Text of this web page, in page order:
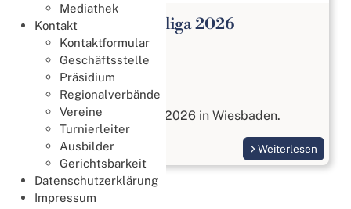
Mediathek
Kontakt
Kontaktformular
Geschäftsstelle
Präsidium
Regionalverbände
Vereine
Turnierleiter
Ausbilder
Gerichtsbarkeit
Datenschutzerklärung
Impressum
Open Paar Bundesliga 2026
Meisterschaften
27. Juli 2026
Open Paar Liga
vom 17. bis 18. Oktober 2026 in Wiesbaden.
Weiterlesen